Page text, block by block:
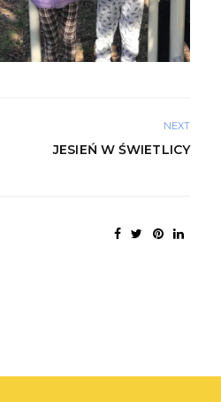
NEXT
JESIEŃ W ŚWIETLICY